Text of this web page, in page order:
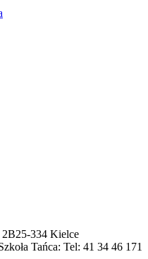
2B25-334 Kielce
Tańca: Tel: 41 34 46 171